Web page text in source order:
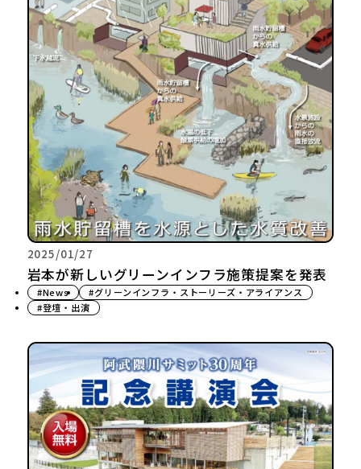
2025/01/27
岩本が新しいグリーンインフラ施策提案を発表
#News
#グリーンインフラ・ストーリーズ・アライアンス
#登壇・出演